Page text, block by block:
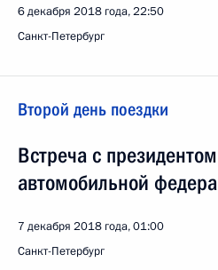
6 декабря 2018 года, 22:50
Санкт-Петербург
Второй день поездки
Встреча с
автомобильной
7 декабря 2018 года, 01:00
Санкт-Петербург